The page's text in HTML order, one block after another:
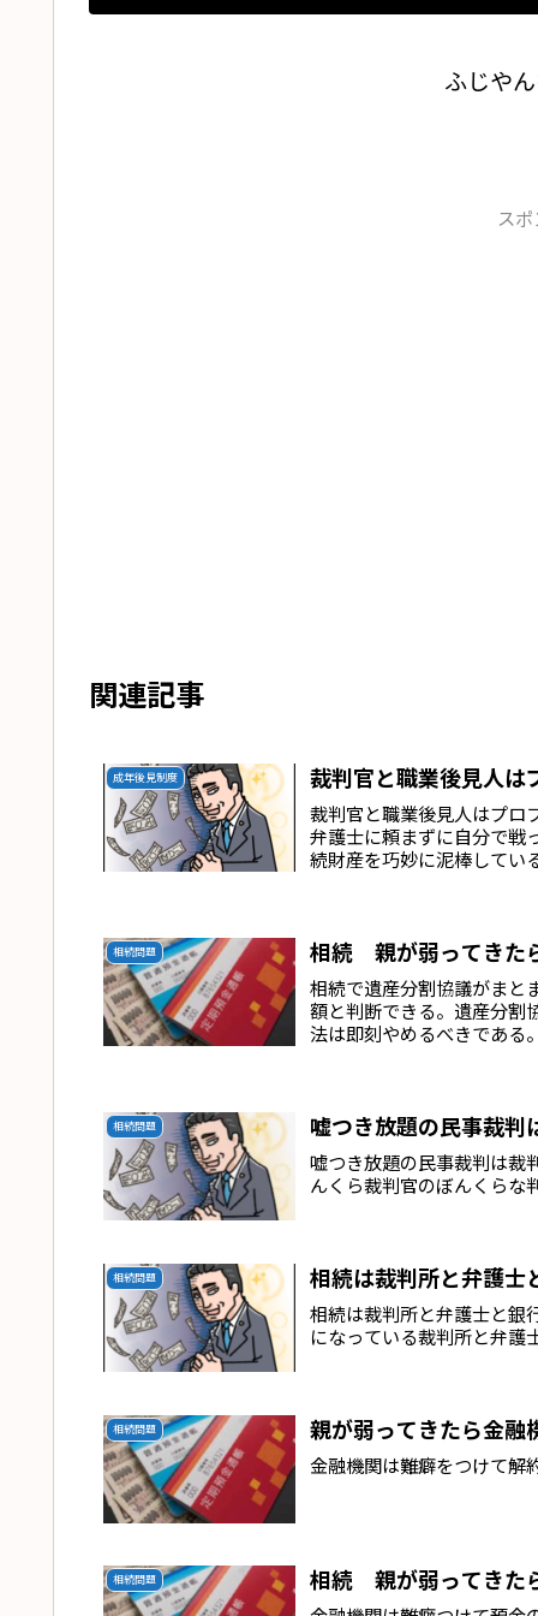
ふじや
ス
関連記事
成年後見制度 裁判官と職業後見人は
裁判官と職業後見人はプロ
弁護士に頼まずに自分で戦
続財産を巧妙に泥棒してい
相続問題 相続 親が弱ってきた
相続で遺産分割協議がまと
額と判断できる。遺産分割
法は即刻やめるべきである
相続問題 嘘つき放題の民事裁判
嘘つき放題の民事裁判は裁
んくら裁判官のぼんくらな
相続問題 相続は裁判所と弁護士
相続は裁判所と弁護士と銀
になっている裁判所と弁護
相続問題 親が弱ってきたら金融
金融機関は難癖をつけて解
相続問題 相続 親が弱ってきた